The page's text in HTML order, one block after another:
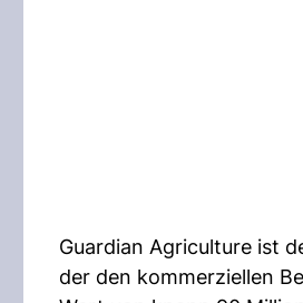
Guardian Agriculture ist
der den kommerziellen